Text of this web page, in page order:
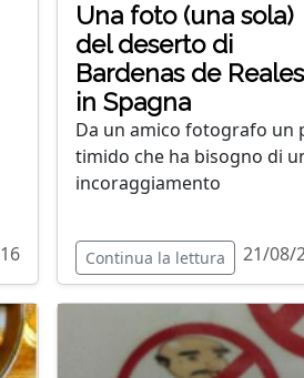
Una foto (una sola)
del deserto di
Bardenas de
in Spagna
Da un amico fotografo un
timido che ha bisogno di
incoraggiamento
Continua la lettura 21/08/